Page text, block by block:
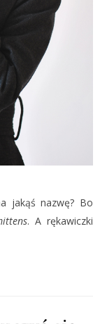
jakąś nazwę? Bo
. A rękawiczki